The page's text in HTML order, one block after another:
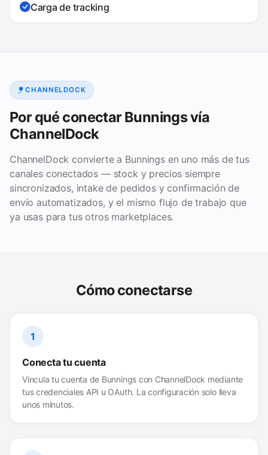
Carga de tracking
CHANNELDOCK
Por qué conectar Bunnings vía
ChannelDock
ChannelDock convierte a Bunnings en uno más de tus
canales conectados — stock y precios siempre
sincronizados, intake de pedidos y confirmación de
envío automatizados, y el mismo flujo de trabajo que
ya usas para tus otros marketplaces.
Cómo conectarse
1
Conecta tu cuenta
Vincula tu cuenta de Bunnings con ChannelDock mediante
tus credenciales API u OAuth. La configuración solo lleva
unos minutos.